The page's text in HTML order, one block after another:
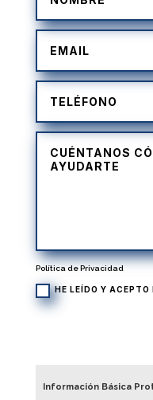
Política de Privacidad
HE LEÍDO Y ACEPTO
Información Básica